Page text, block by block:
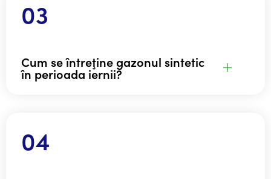
Cum se întreţine gazonul sintetic
în perioada iernii?